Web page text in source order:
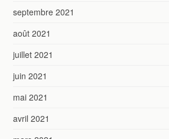
septembre 2021
août 2021
juillet 2021
juin 2021
mai 2021
avril 2021